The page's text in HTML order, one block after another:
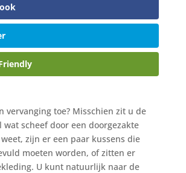
vervanging toe? Misschien zit u de
wat scheef door een doorgezakte
zijn er een paar kussens die
moeten worden, of zitten er
U kunt natuurlijk naar de